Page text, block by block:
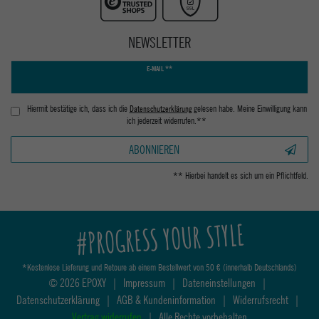
NEWSLETTER
E-MAIL **
Hiermit bestätige ich, dass ich die Daten­schutz­erklärunggelesen habe. Meine Einwilligung kann
ich jederzeit widerrufen.**
ABONNIEREN
** Hierbei handelt es sich um ein Pflichtfeld.
#PROGRESS YOUR STYLE
*Kostenlose Lieferung und Retoure ab einem Bestellwert von 50 € (innerhalb Deutschlands)
© 2026 EPOXY | Impressum | Dateneinstellungen |
Datenschutzerklärung | AGB & Kundeninformation | Widerrufsrecht |